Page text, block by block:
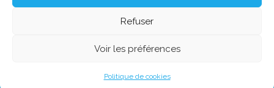
Refuser
Voir les préférences
Politique de cookies